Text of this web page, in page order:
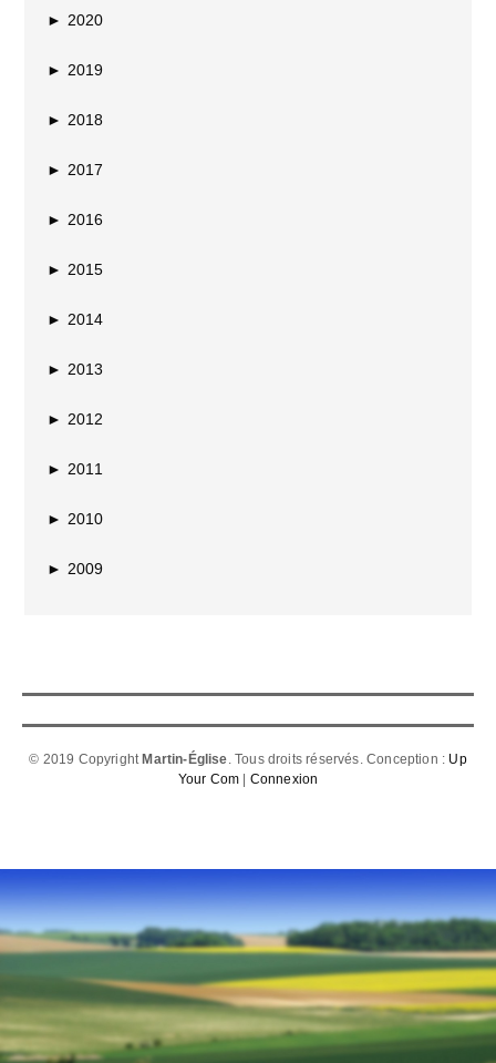
► 2020
► 2019
► 2018
► 2017
► 2016
► 2015
► 2014
► 2013
► 2012
► 2011
► 2010
► 2009
© 2019 Copyright Martin-Église. Tous droits réservés. Conception : Up
Your Com
Connexion